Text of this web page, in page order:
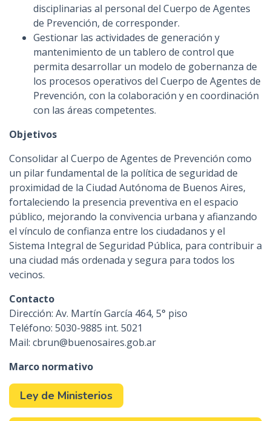
disciplinarias al personal del Cuerpo de Agentes
de Prevención, de corresponder.
Gestionar las actividades de generación y
mantenimiento de un tablero de control que
permita desarrollar un modelo de gobernanza de
los procesos operativos del Cuerpo de Agentes de
Prevención, con la colaboración y en coordinación
con las áreas competentes.
Objetivos
Consolidar al Cuerpo de Agentes de Prevención como
un pilar fundamental de la política de seguridad de
proximidad de la Ciudad Autónoma de Buenos Aires,
fortaleciendo la presencia preventiva en el espacio
público, mejorando la convivencia urbana y afianzando
el vínculo de confianza entre los ciudadanos y el
Sistema Integral de Seguridad Pública, para contribuir a
una ciudad más ordenada y segura para todos los
vecinos.
Contacto
Dirección: Av. Martín García 464, 5° piso
Teléfono: 5030-9885 int. 5021
Mail: cbrun@buenosaires.gob.ar
Marco normativo
Ley de Ministerios